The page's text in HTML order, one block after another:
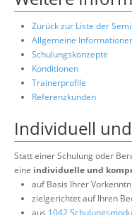
Zurück zur Liste der
Allgemeine
Schulungskonzepte
Konditionen
Trainerprofile
Referenzkunden
Individuell
Statt einer Schulung oder
eine individuelle und
auf Basis Ihrer
zielgerichtet auf Ihren